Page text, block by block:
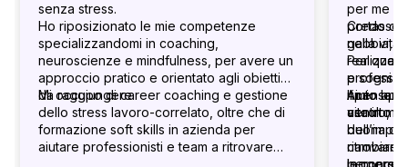
senza stress.
Ho riposizionato le mie competenze
specializzandomi in coaching,
neuroscienze e mindfulness, per avere un
approccio pratico e orientato agli obiettivi
da raggiungere.
Mi occupo di career coaching e gestione
dello stress lavoro-correlato, oltre che di
formazione soft skills in azienda per
aiutare professionisti e team a ritrovare
per me
portasse
nella vita
Per
vita in
Credo
gabbia,
e sogni
Aiuto le
centro, a
ritrovare
percorso
Il mio
ascolto
buona
cambiare
In